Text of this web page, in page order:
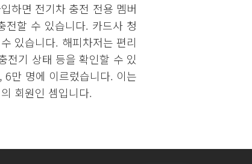
하면 전기차 충전 전용 멤버
전할 수 있습니다. 카드사 청
있습니다. 해피차저는 편리
전기 상태 등을 확인할 수 있
만 명에 이르렀습니다. 이는
회원인 셈입니다.